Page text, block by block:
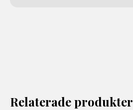
Relaterade produkter